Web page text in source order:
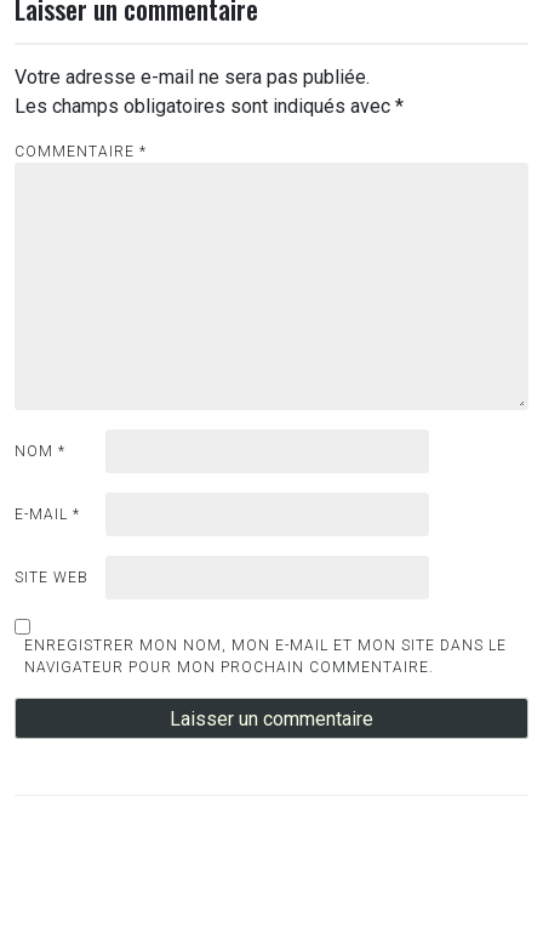
Laisser un commentaire
Votre adresse e-mail ne sera pas publiée.
Les champs obligatoires sont indiqués avec *
COMMENTAIRE *
NOM *
E-MAIL *
SITE WEB
ENREGISTRER MON NOM, MON E-MAIL ET MON SITE DANS LE
NAVIGATEUR POUR MON PROCHAIN COMMENTAIRE.